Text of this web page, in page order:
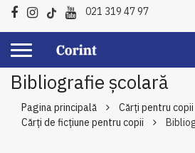
021 319 47 97
Bibliografie școlară
Pagina principală
Cărți pentru copii
Cărți de ficțiune pentru copii